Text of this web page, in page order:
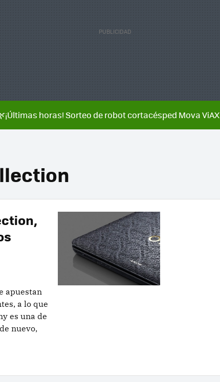
horas! Sorteo de robot cortacésped Mova ViAX
apuestan
a lo que
es una de
nuevo,